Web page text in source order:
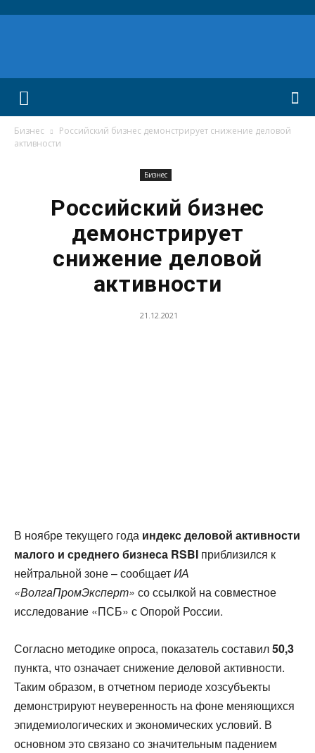
Бизнес
Российский бизнес демонстрирует снижение деловой
активности
Бизнес
Российский бизнес
демонстрирует
снижение деловой
активности
21.12.2021
В ноябре текущего года индекс деловой активности
малого и среднего бизнеса RSBI приблизился к
нейтральной зоне – сообщаетИА
«ВолгаПромЭксперт» со ссылкой на совместное
исследование «ПСБ» с Опорой России.
Согласно методике опроса, показатель составил50,3
пункта, что означает снижение деловой активности.
Таким образом, в отчетном периоде хозсубъекты
демонстрируют неуверенность на фоне меняющихся
эпидемиологических и экономических условий. В
основном это связано со значительным падением